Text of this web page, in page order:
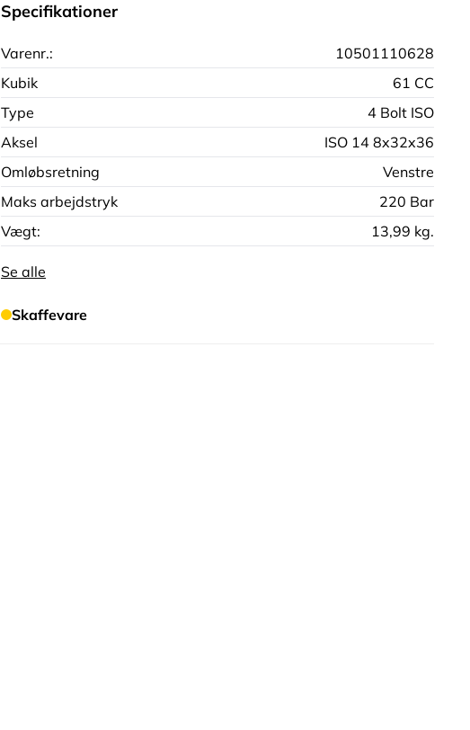
Specifikationer
Varenr.:
10501110628
Kubik
61 CC
Type
4 Bolt ISO
Aksel
ISO 14 8x32x36
Omløbsretning
Venstre
Maks arbejdstryk
220 Bar
Vægt:
13,99 kg.
Se alle
Skaffevare